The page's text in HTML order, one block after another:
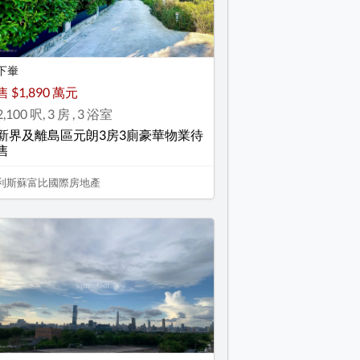
輋
$1,890 萬元
呎, 3 房 , 3 浴室
界及離島區元朗3房3廁豪華物業待
斯蘇富比國際房地產